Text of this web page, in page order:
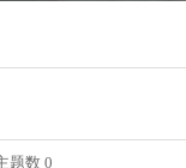
题数 0